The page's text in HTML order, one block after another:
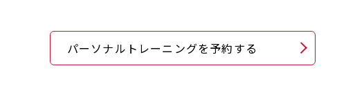
パーソナルトレーニングを予約する